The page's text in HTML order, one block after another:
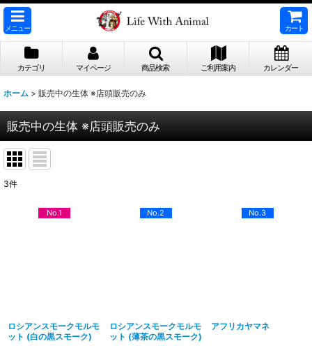
メニュー カート
カテゴリ マイページ 商品検索 ご利用案内 カレンダー
ホーム > 販売中の生体 ※店頭販売のみ
販売中の生体 ※店頭販売のみ
3件
No.1
ロシアンスモークモルモ
ット (白の黒スモーク)
No.2
ロシアンスモークモルモ
ット (薄茶の黒スモーク)
No.3
アフリカヤマネ